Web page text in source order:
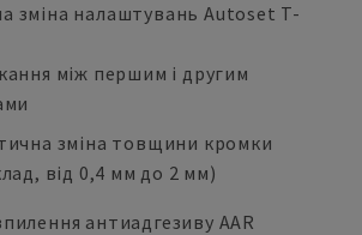
зміна налаштувань Autoset T-
між першим і другим
зміна товщини кромки
від 0,4 мм до 2 мм)
антиадгезиву AAR